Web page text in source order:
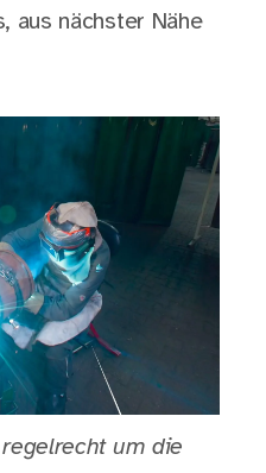
aus nächster Nähe
um die